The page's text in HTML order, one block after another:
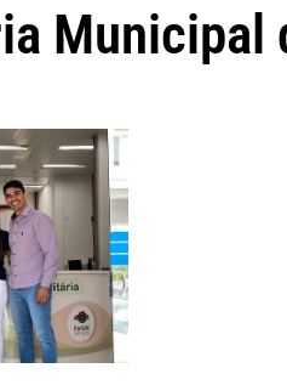
Municipal